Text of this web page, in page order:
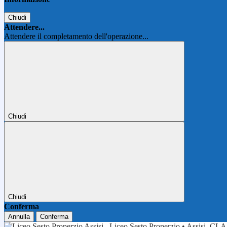
Chiudi
Attendere...
Attendere il completamento dell'operazione...
Chiudi
Chiudi
Conferma
Annulla Conferma